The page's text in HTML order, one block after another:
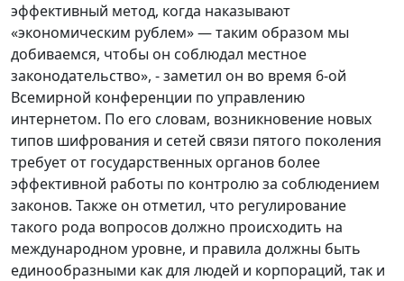
эффективный метод, когда наказывают
«экономическим рублем» — таким образом мы
добиваемся, чтобы он соблюдал местное
законодательство», - заметил он во время 6-ой
Всемирной конференции по управлению
интернетом. По его словам, возникновение новых
типов шифрования и сетей связи пятого поколения
требует от государственных органов более
эффективной работы по контролю за соблюдением
законов. Также он отметил, что регулирование
такого рода вопросов должно происходить на
международном уровне, и правила должны быть
единообразными как для людей и корпораций, так и